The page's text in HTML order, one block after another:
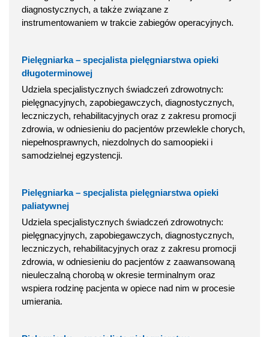
diagnostycznych, a także związane z
instrumentowaniem w trakcie zabiegów operacyjnych.
Pielęgniarka – specjalista pielęgniarstwa opieki
długoterminowej
Udziela specjalistycznych świadczeń zdrowotnych:
pielęgnacyjnych, zapobiegawczych, diagnostycznych,
leczniczych, rehabilitacyjnych oraz z zakresu promocji
zdrowia, w odniesieniu do pacjentów przewlekle chorych,
niepełnosprawnych, niezdolnych do samoopieki i
samodzielnej egzystencji.
Pielęgniarka – specjalista pielęgniarstwa opieki
paliatywnej
Udziela specjalistycznych świadczeń zdrowotnych:
pielęgnacyjnych, zapobiegawczych, diagnostycznych,
leczniczych, rehabilitacyjnych oraz z zakresu promocji
zdrowia, w odniesieniu do pacjentów z zaawansowaną
nieuleczalną chorobą w okresie terminalnym oraz
wspiera rodzinę pacjenta w opiece nad nim w procesie
umierania.